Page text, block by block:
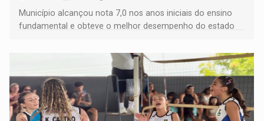
Município alcançou nota 7,0 nos anos iniciais do ensino
fundamental e obteve o melhor desempenho do estado